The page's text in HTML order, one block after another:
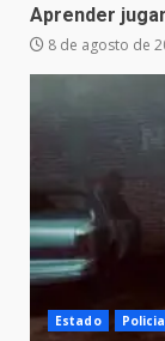
Aprender
8 de agosto de
Estado